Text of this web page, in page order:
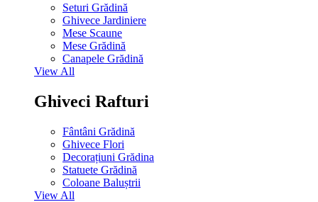
Seturi Grădină
Ghivece Jardiniere
Mese Scaune
Mese Grădină
Canapele Grădină
View All
Ghiveci Rafturi
Fântâni Grădină
Ghivece Flori
Decorațiuni Grădina
Statuete Grădină
Coloane Baluștrii
View All